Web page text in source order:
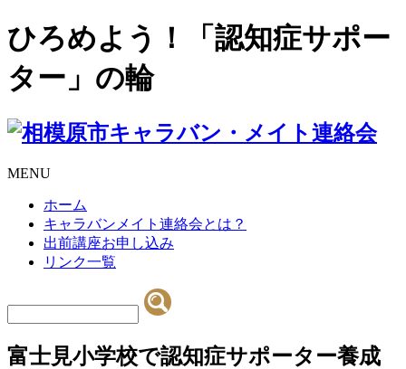
ひろめよう！「認知症サポー
ター」の輪
MENU
ホーム
キャラバンメイト連絡会とは？
出前講座お申し込み
リンク一覧
富士見小学校で認知症サポーター養成